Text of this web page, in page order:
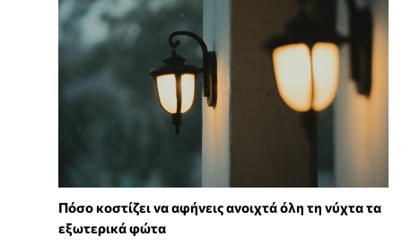
Πόσο κοστίζει να αφήνεις ανοιχτά όλη τη νύχτα τα
εξωτερικά φώτα